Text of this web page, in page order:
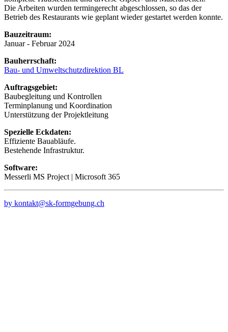
Die Arbeiten wurden termingerecht abgeschlossen, so das der
Betrieb des Restaurants wie geplant wieder gestartet werden konnte.
Bauzeitraum:
Januar - Februar 2024
Bauherrschaft:
Bau- und Umweltschutzdirektion BL
Auftragsgebiet:
Baubegleitung und Kontrollen
Terminplanung und Koordination
Unterstützung der Projektleitung
Spezielle Eckdaten:
Effiziente Bauabläufe.
Bestehende Infrastruktur.
Software:
Messerli MS Project | Microsoft 365
by kontakt@sk-formgebung.ch